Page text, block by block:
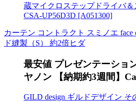
蔵マイクロステップドライバ
CSA-UP56D3D [A051300]
カーテン コントラクト スミノエ face
ド縫製（S） 約2倍ヒダ
最安値 プレゼンテーショ
ヤノン 【納期約3週間】
GILD design ギルドデザイン